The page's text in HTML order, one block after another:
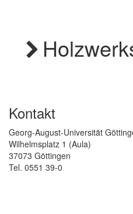
Kontakt
Georg-August-Universität
Wilhelmsplatz 1 (Aula)
37073 Göttingen
Tel. 0551 39-0